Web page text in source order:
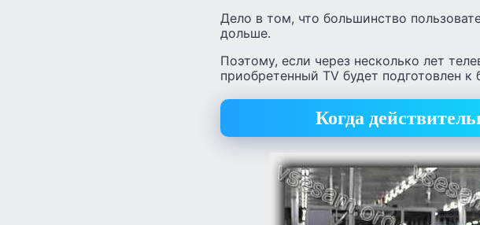
Дело в том, что большинство
дольше.
Поэтому, если через несколько лет
приобретенный TV будет подготовлен
Когда